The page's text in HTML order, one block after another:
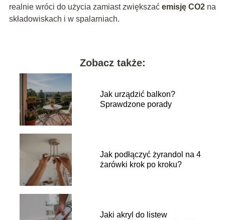
realnie wróci do użycia zamiast zwiększać emisję CO2na
składowiskach i w spalarniach.
Zobacz także:
Jak urządzić balkon?
Sprawdzone porady
Jak podłączyć żyrandol na 4
żarówki krok po kroku?
Jaki akryl do listew